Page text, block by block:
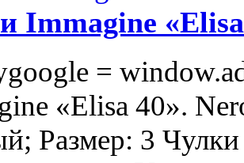
Immagine
=
«Elisa 40».
Размер: 3